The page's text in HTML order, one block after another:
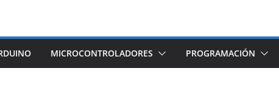
MICROCONTROLADORES PROGRAMACIÓN